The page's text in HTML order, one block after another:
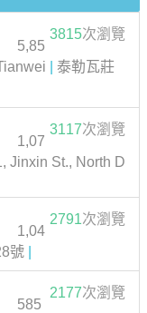
3815次瀏覽
5,85
泰勒瓦莊
3117次瀏覽
1,07
Jinxin St., North D
2791次瀏覽
1,04
號
2177次瀏覽
585